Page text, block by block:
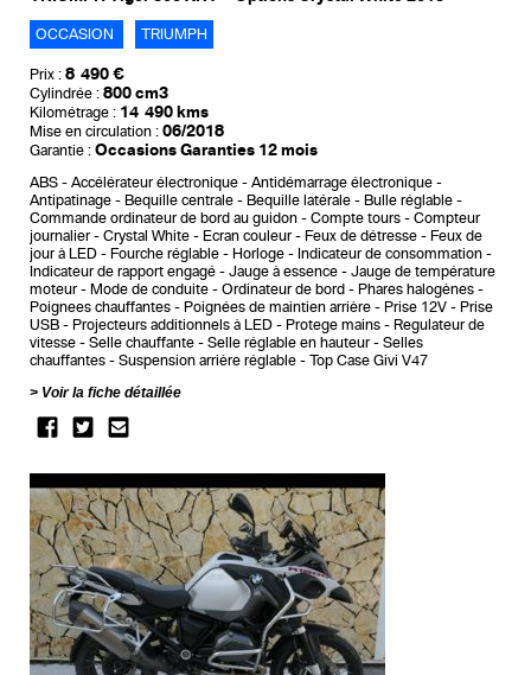
OCCASION TRIUMPH
Prix : 8 490 €
Cylindrée : 800 cm3
Kilométrage : 14 490 kms
Mise en circulation : 06/2018
Garantie : Occasions Garanties 12 mois
ABS Accélérateur électronique
Antidémarrage électronique
Antipatinage
Bequille centrale Bequille latérale
Bulle réglable
Commande ordinateur de bord au guidon
Compte tours
Compteur
journalier
Crystal White Ecran couleur Feux de détresse
Feux de
jour à LED
Fourche réglable Horloge
Indicateur de consommation
Indicateur de rapport engagé
Jauge à essence
Jauge de température
moteur
Mode de conduite Ordinateur de bord
Phares halogènes
Poignees chauffantes
Poignées de maintien arrière Prise 12V
Prise
USB
Projecteurs additionnels à LED Protege mains
Regulateur de
vitesse
Selle chauffante Selle réglable en hauteur
Selles
chauffantes
Suspension arrière réglable
Top Case Givi V47
Voir la fiche détaillée